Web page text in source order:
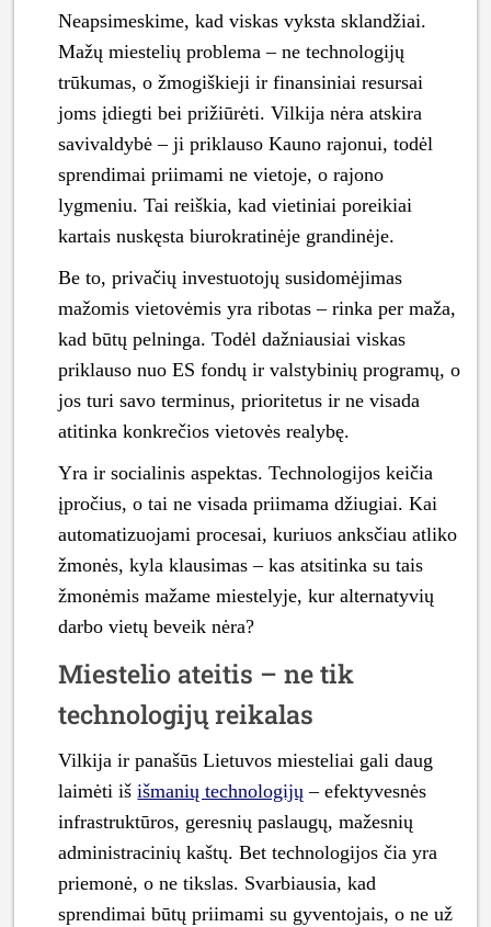
Neapsimeskime, kad viskas vyksta sklandžiai.
Mažų miestelių problema – ne technologijų
trūkumas, o žmogiškieji ir finansiniai resursai
joms įdiegti bei prižiūrėti. Vilkija nėra atskira
savivaldybė – ji priklauso Kauno rajonui, todėl
sprendimai priimami ne vietoje, o rajono
lygmeniu. Tai reiškia, kad vietiniai poreikiai
kartais nuskęsta biurokratinėje grandinėje.
Be to, privačių investuotojų susidomėjimas
mažomis vietovėmis yra ribotas – rinka per maža,
kad būtų pelninga. Todėl dažniausiai viskas
priklauso nuo ES fondų ir valstybinių programų, o
jos turi savo terminus, prioritetus ir ne visada
atitinka konkrečios vietovės realybę.
Yra ir socialinis aspektas. Technologijos keičia
įpročius, o tai ne visada priimama džiugiai. Kai
automatizuojami procesai, kuriuos anksčiau atliko
žmonės, kyla klausimas – kas atsitinka su tais
žmonėmis mažame miestelyje, kur alternatyvių
darbo vietų beveik nėra?
Miestelio ateitis – ne tik
technologijų reikalas
Vilkija ir panašūs Lietuvos miesteliai gali daug
laimėti išišmanių technologijų – efektyvesnės
infrastruktūros, geresnių paslaugų, mažesnių
administracinių kaštų. Bet technologijos čia yra
priemonė, o ne tikslas. Svarbiausia, kad
sprendimai būtų priimami su gyventojais, o ne už